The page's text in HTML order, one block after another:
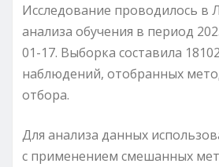
Исследование проводилось в
анализа обучения в период
01-17. Выборка составила
наблюдений, отобранных
отбора.
Для анализа данных
с применением смешанных